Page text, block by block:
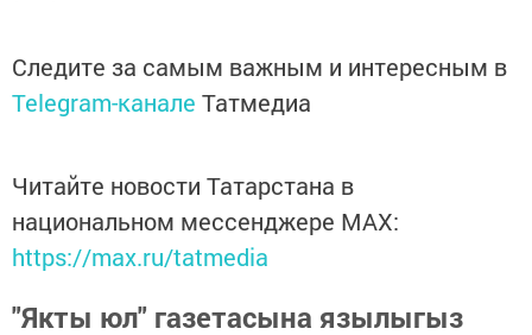
Следите за самым важным и интересным в
Telegram-канале Татмедиа
Читайте новости Татарстана в
национальном мессенджере MАХ:
https://max.ru/tatmedia
"Якты юл" газетасына язылыгыз